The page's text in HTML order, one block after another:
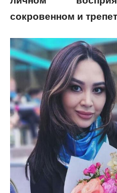
сокровенном и